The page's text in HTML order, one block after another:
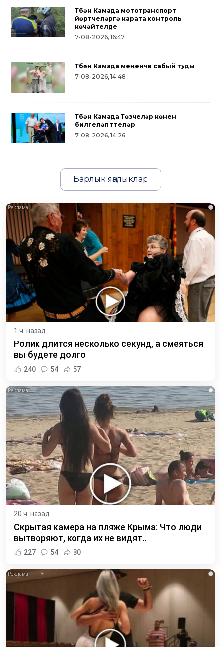
Түбән Камада мототранспорт
йөртүчеләргә карата контроль
көчәйтелде
7-08-2026, 16:47
Түбән Камада меңенче сабый туды
7-08-2026, 14:48
Түбән Камада Төзүчеләр көнен
билгеләп үттеләр
7-08-2026, 14:26
Барлык яңалыклар
i
1 ч. назад
Ролик длится несколько секунд, а смеяться
вы будете долго
240 54 57
i
20 ч. назад
Скрытая камера на пляже Крыма: Что люди
вытворяют, когда их не видят...
227 54 80
i